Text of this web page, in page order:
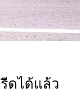
ดได้แล้ว